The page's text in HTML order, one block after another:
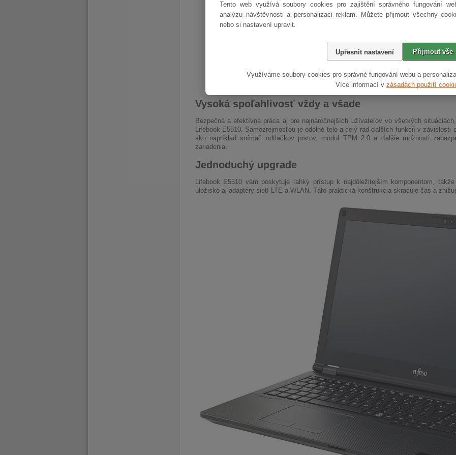
Tento web využívá soubory cookies pro zajištění správného fungování
analýzu návštěvnosti a personalizaci reklam. Můžete přijmout všechny
nebo si nastavení upravit.
Přijmout vše
Upřesnit nastavení
Využíváme soubory cookies pro správné fungování webu a
Více informací v zásadách použití
Vysoká spoľahlivosť vždy a všade
Bezpečná a efektívna práca aj pre najnáročnejších užívateľov vo všetkých
Lifebook E5510. Samozrejmosťou je odolné telo a celý rad ďalších funkcií v závislosti
ako napríklad snímač odtlačkov prstov, modul TPM 2.0 a ďalšie možnosti
zariadenia.
Jednoduchý upgrade
Lifebook E5510 vám poskytuje ľahký prístup k najdôležitejším komponentom,
úložisko aj adaptéry sietí LTE a WLAN. Táto praktická konštrukcia skracuje čas a